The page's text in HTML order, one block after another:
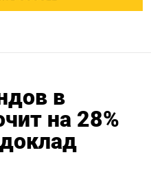
в
на 28%